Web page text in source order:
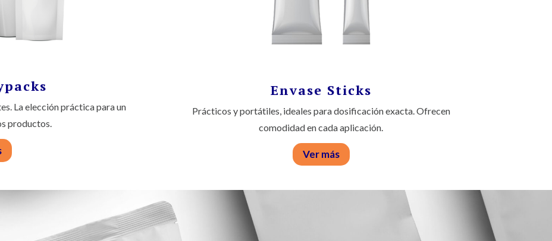
La elección práctica para un
productos.
Envase Sticks
Prácticos y portátiles, ideales para dosificación exacta. Ofrecen
comodidad en cada aplicación.
Ver más